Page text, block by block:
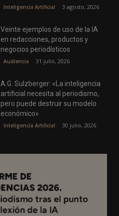
Inteligencia Artificial 3 agosto, 2026
Veinte ejemplos de uso de la IA
en redacciones, productos y
negocios periodísticos
Audiencia 31 julio, 2026
A.G. Sulzberger: «La inteligencia
artificial necesita al periodismo,
pero puede destruir su modelo
económico»
Inteligencia Artificial 30 julio, 2026